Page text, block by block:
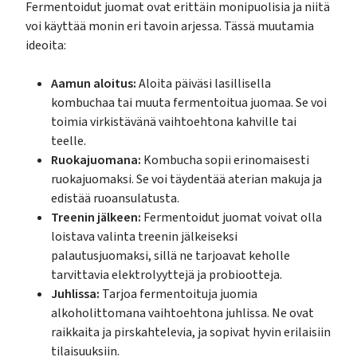
Fermentoidut juomat ovat erittäin monipuolisia ja niitä
voi käyttää monin eri tavoin arjessa. Tässä muutamia
ideoita:
Aamun aloitus:Aloita päiväsi lasillisella
kombuchaa tai muuta fermentoitua juomaa. Se voi
toimia virkistävänä vaihtoehtona kahville tai
teelle.
Ruokajuomana: Kombucha sopii erinomaisesti
ruokajuomaksi. Se voi täydentää aterian makuja ja
edistää ruoansulatusta.
Treenin jälkeen: Fermentoidut juomat voivat olla
loistava valinta treenin jälkeiseksi
palautusjuomaksi, sillä ne tarjoavat keholle
tarvittavia elektrolyyttejä ja probiootteja.
Juhlissa: Tarjoa fermentoituja juomia
alkoholittomana vaihtoehtona juhlissa. Ne ovat
raikkaita ja pirskahtelevia, ja sopivat hyvin erilaisiin
tilaisuuksiin.